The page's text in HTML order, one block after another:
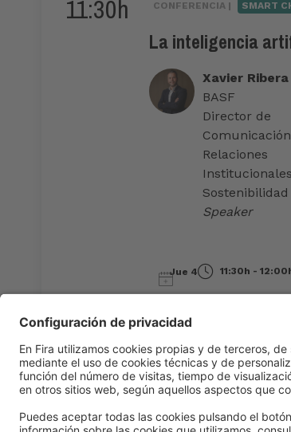
11:30h CONFERENCIA | SMART
La inteligencia
Xavier Ribera
BASF
Director de
Relaciones
Sostenibilidad
Speaker
Jue 4 11:30h -